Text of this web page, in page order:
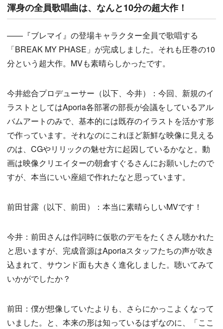
渾身の全員歌唱曲は、なんと10分の超大作！
——『ブレマイ』の登場キャラクター全員で歌唱する
「BREAK MY PHASE」が完成しました。それも圧巻の10
分という超大作。MVも素晴らしかったです。
今井総合プロデューサー（以下、今井）：今回、新規のイ
ラストとしてはAporia各部署の部長が会議をしているアル
バムアートのみで、基本的には既存のイラストを活かす形
で作っています。それなのにこれほど新鮮な映像に見える
のは、CGやリリックの魅せ方に起因しているかなと。動
画は映像クリエイターの朝倉すぐるさんにお願いしたので
すが、本当にいい座組で作れたなと思っています。
前田甘露（以下、前田）：本当に素晴らしいMVです！
今井：前田さんは作詞時に仮歌のデモをたくさん聴かれた
と思いますが、完成音源はAporiaスタッフたちの声が吹き
込まれて、サウンド面も大きく進化しました。聴いてみて
いかがでしたか？
前田：僕が想像していたよりも、さらにかっこよくなって
いました。と、本来の形は知っているはずなのに、「ここ